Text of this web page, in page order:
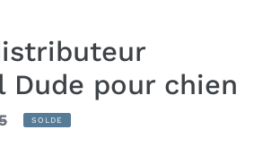
Dude pour chien
SOLDE